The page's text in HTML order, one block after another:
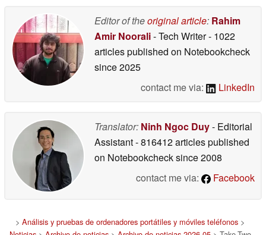
Editor of theoriginal article: Rahim
Amir Noorali- Tech Writer- 1022
articles published on Notebookcheck
since 2025
contact me via:
LinkedIn
Translator: Ninh Ngoc Duy- Editorial
Assistant- 816412 articles published
on Notebookchecksince 2008
contact me via:
Facebook
> Análisis y pruebas de ordenadores portátiles y móviles teléfonos >